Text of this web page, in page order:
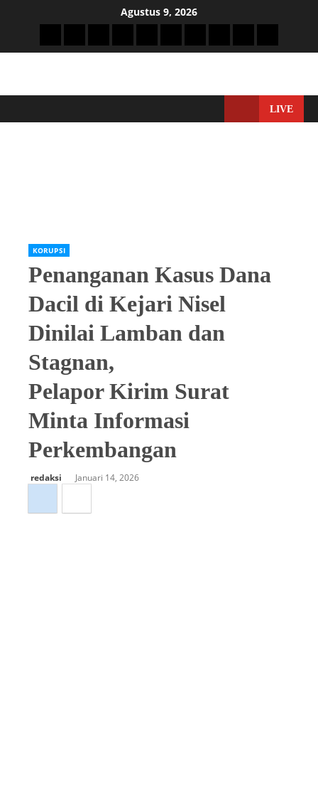
Agustus 9, 2026
LIVE
KORUPSI
Penanganan Kasus Dana
Dacil di Kejari Nisel
Dinilai Lamban dan
Stagnan,
Pelapor Kirim Surat
Minta Informasi
Perkembangan
redaksi Januari 14, 2026